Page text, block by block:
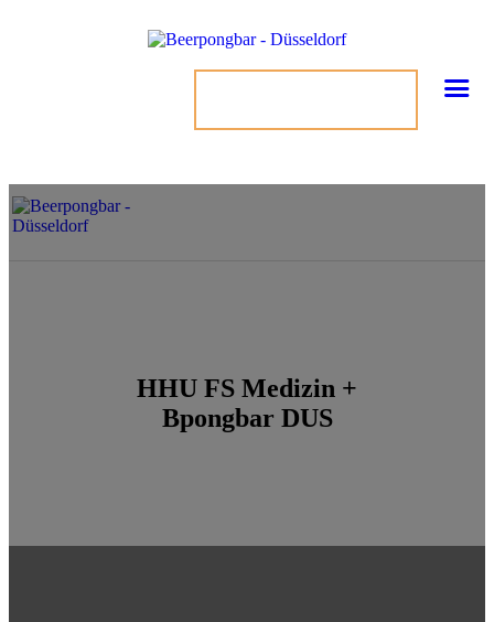
HHU FS Medizin +
Bpongbar DUS